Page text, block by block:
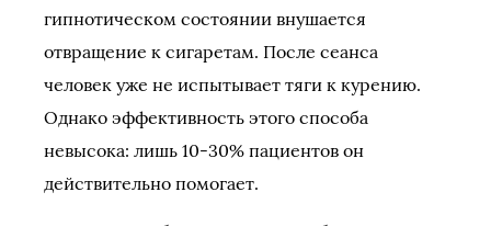
гипнотическом состоянии внушается
отвращение к сигаретам. После сеанса
человек уже не испытывает тяги к курению.
Однако эффективность этого способа
невысока: лишь 10-30% пациентов он
действительно помогает.